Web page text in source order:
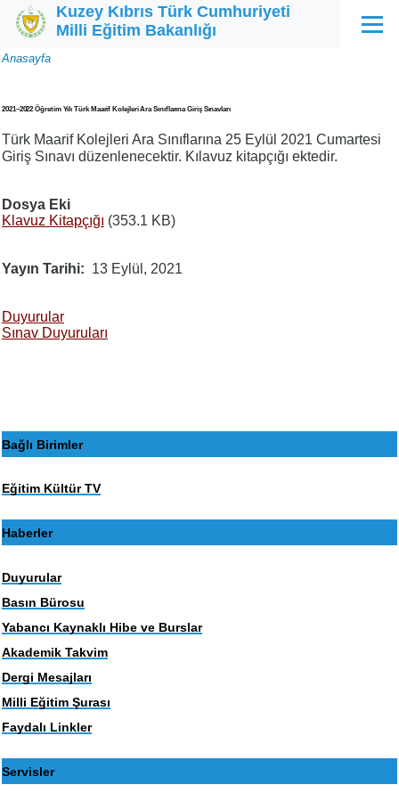
Ana içeriğe atla
Kuzey Kıbrıs Türk Cumhuriyeti
Milli Eğitim Bakanlığı
Menü
Sayfa
Anasayfa
2021–2022 Öğretim Yılı Türk Maarif Kolejleri Ara Sınıflarına Giriş Sınavları
Türk Maarif Kolejleri Ara Sınıflarına 25 Eylül 2021 Cumartesi
Giriş Sınavı düzenlenecektir. Kılavuz kitapçığı ektedir.
Dosya Eki
Klavuz Kitapçığı (353.1 KB)
Yayın Tarihi 13 Eylül, 2021
Duyurular
Sınav Duyuruları
Bağlı Birimler
Eğitim Kültür TV
Haberler
Duyurular
Basın Bürosu
Yabancı Kaynaklı Hibe ve Burslar
Akademik Takvim
Dergi Mesajları
Milli Eğitim Şurası
Faydalı Linkler
Servisler